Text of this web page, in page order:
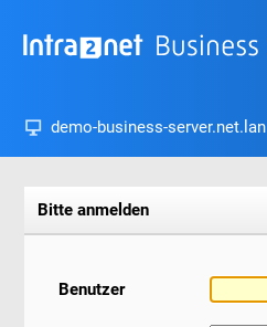
demo-business-server.net.lan
Bitte anmelden
Benutzer